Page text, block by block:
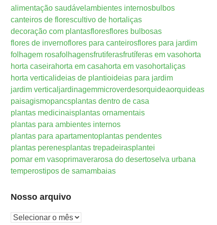
alimentação saudávelambientes internosbulbos
canteiros de florescultivo de hortaliças
decoração com plantasfloresflores bulbosas
flores de invernoflores para canteirosflores para jardim
folhagem rosafolhagensfrutiferasfrutíferas em vasohorta
horta caseirahorta em casahorta em vasohortaliças
horta vertical ideias de plantioideias para jardim
jardim vertical jardinagemmicroverdesorquideaorquideas
paisagismopancsplantas dentro de casa
plantas medicinaisplantas ornamentais
plantas para ambientes internos
plantas para apartamentoplantas pendentes
plantas perenesplantas trepadeirasplantei
pomar em vasoprimaverarosa do desertoselva urbana
temperostipos de samambaias
Nosso arquivo
Nosso